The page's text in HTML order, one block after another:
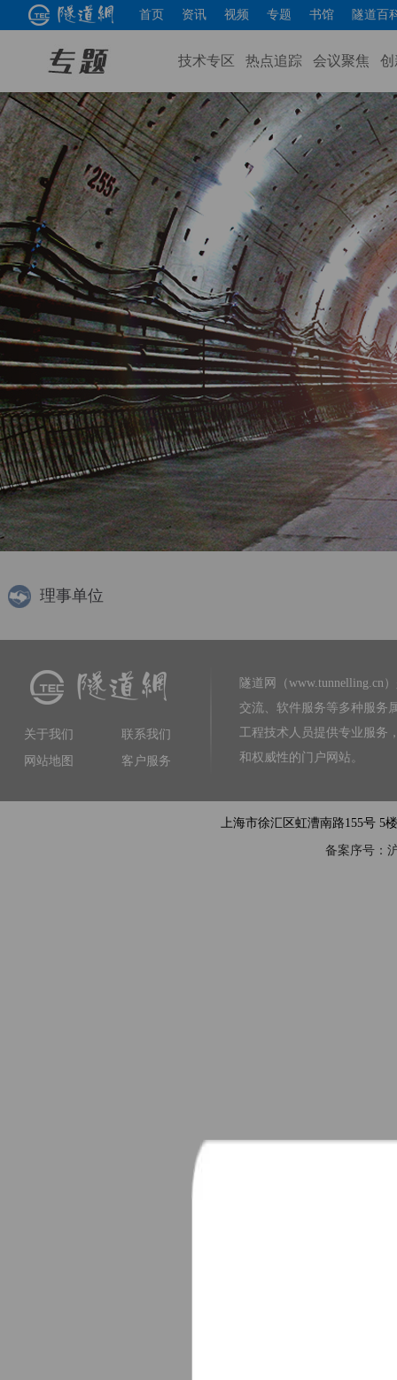
首页 资讯 视频 专题 书馆 隧道百
技术专区 热点追踪 会议聚焦 创
理事单位
关于我们
联系我们
网站地图
客户服务
隧道网（www.tunnelling.cn）
交流、软件服务等多种服务
工程技术人员提供专业服务
和权威性的门户网站。
上海市徐汇区虹漕南路155号 5
备案序号：